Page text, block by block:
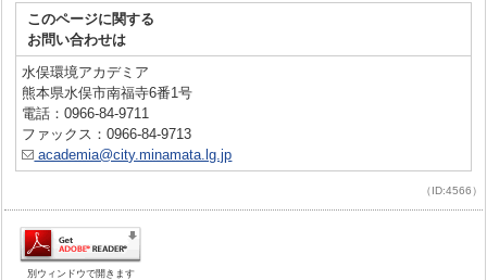
このページに関する
お問い合わせは
水俣環境アカデミア
熊本県水俣市南福寺6番1号
電話：0966-84-9711
ファックス：0966-84-9713
academia@city.minamata.lg.jp
（ID:4566）
別ウィンドウで開きます